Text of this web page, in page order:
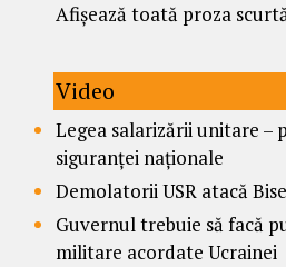
Afișează toată proza
Video
Legea salarizării unitare –
siguranței naționale
Demolatorii USR atacă
Guvernul trebuie să facă
militare acordate Ucrainei